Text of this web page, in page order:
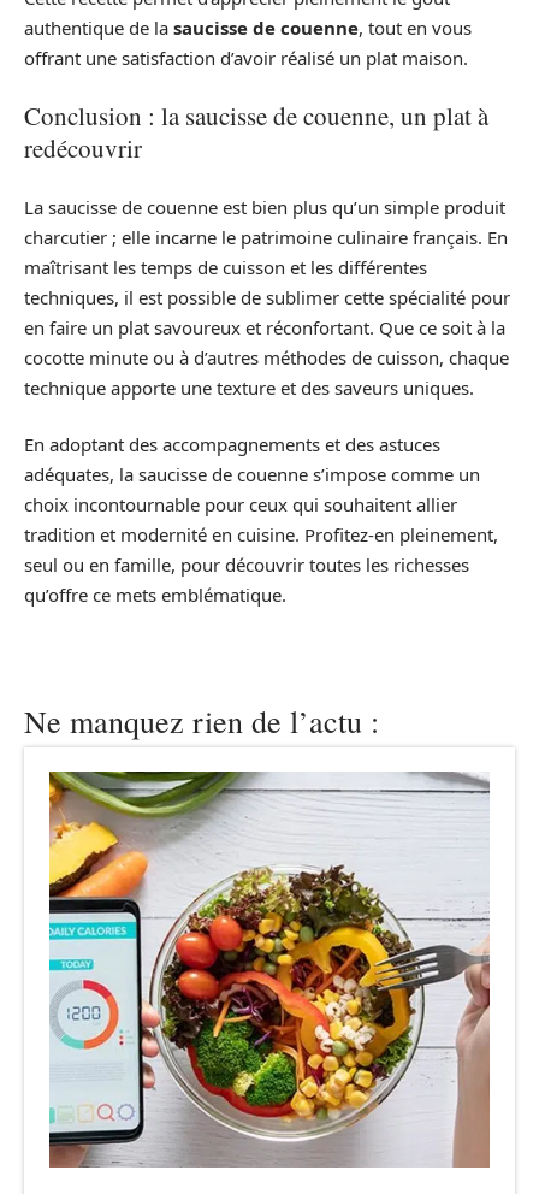
authentique de la saucisse de couenne, tout en vous
offrant une satisfaction d’avoir réalisé un plat maison.
Conclusion : la saucisse de couenne, un plat à
redécouvrir
La saucisse de couenne est bien plus qu’un simple produit
charcutier ; elle incarne le patrimoine culinaire français. En
maîtrisant les temps de cuisson et les différentes
techniques, il est possible de sublimer cette spécialité pour
en faire un plat savoureux et réconfortant. Que ce soit à la
cocotte minute ou à d’autres méthodes de cuisson, chaque
technique apporte une texture et des saveurs uniques.
En adoptant des accompagnements et des astuces
adéquates, la saucisse de couenne s’impose comme un
choix incontournable pour ceux qui souhaitent allier
tradition et modernité en cuisine. Profitez-en pleinement,
seul ou en famille, pour découvrir toutes les richesses
qu’offre ce mets emblématique.
Ne manquez rien de l’actu :